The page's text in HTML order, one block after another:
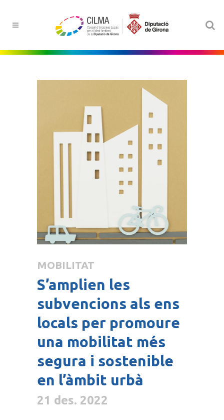
MOBILITAT
S’amplien les
subvencions als ens
locals per promoure
una mobilitat més
segura i sostenible
en l’àmbit urbà
21 des. 2022